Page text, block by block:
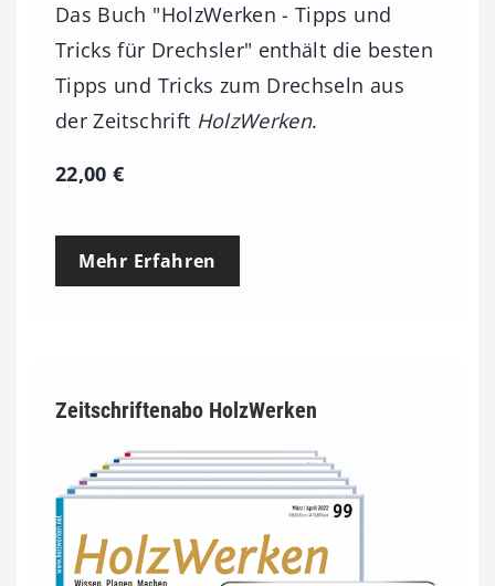
Das Buch "HolzWerken - Tipps und
Tricks für Drechsler" enthält die besten
Tipps und Tricks zum Drechseln aus
der Zeitschrift HolzWerken.
22,00€
Mehr Erfahren
Zeitschriftenabo HolzWerken